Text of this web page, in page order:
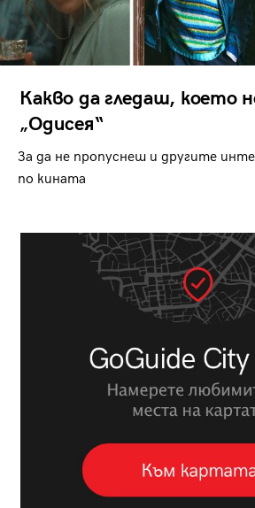
Какво да гледаш, което
„Одисея“
За да не пропуснеш и другите
по кината